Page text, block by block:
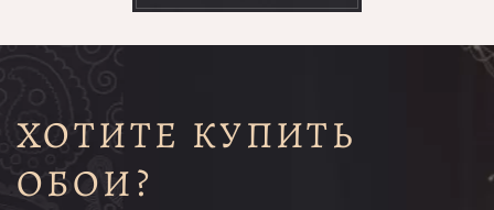
ХОТИТЕ КУПИТЬ
ОБОИ?